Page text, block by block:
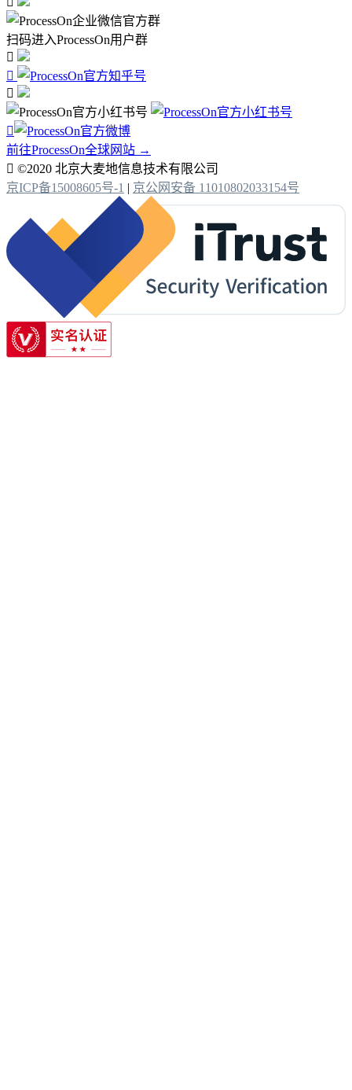
扫码进入ProcessOn用户群




前往ProcessOn全球网站 →
 ©2020 北京大麦地信息技术有限公司
京ICP备15008605号-1 | 京公网安备 11010802033154号